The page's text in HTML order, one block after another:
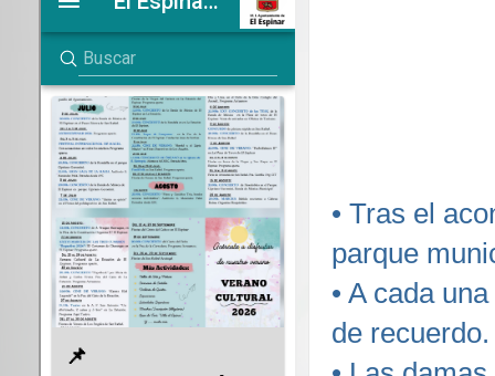
• Tras el
parque
• A cada
de recuerdo.